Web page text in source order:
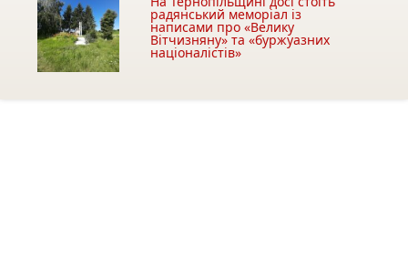
радянський меморіал із
написами про «Велику
Вітчизняну» та «буржуазних
націоналістів»